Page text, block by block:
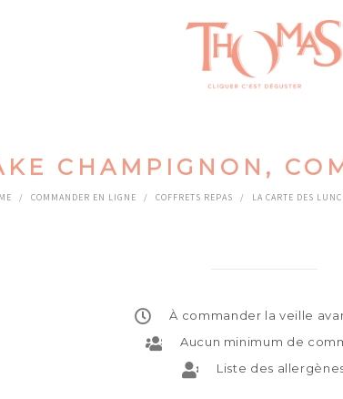
CHAMPIGNON,
/ COMMANDER EN LIGNE / COFFRETS REPAS / LA CARTE DES
À commander la veille
Aucun minimum de
Liste des